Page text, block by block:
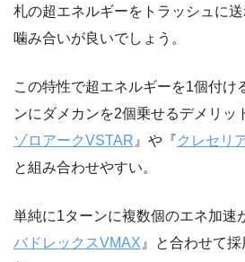
札の超エネルギーをトラッシュに
噛み合いが良いでしょう。
この特性で超エネルギーを1個付け
ンにダメカンを2個乗せるデメリッ
ゾロアークVSTAR 』や『クレセリ
と組み合わせやすい。
単純に1ターンに複数個のエネ加速
バドレックスVMAX 』と合わせて